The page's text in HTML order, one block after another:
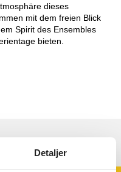
dieses
mit dem freien Blick
Spirit des Ensembles
bieten.
gang om emnet
Detaljer